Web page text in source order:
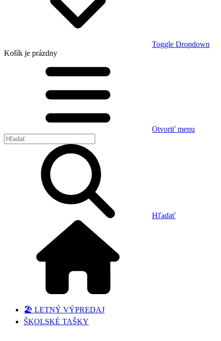
Toggle Dropdown
Košík je prázdny
Otvoriť menu
Hľadať
🏖️ LETNÝ VÝPREDAJ
ŠKOLSKÉ TAŠKY